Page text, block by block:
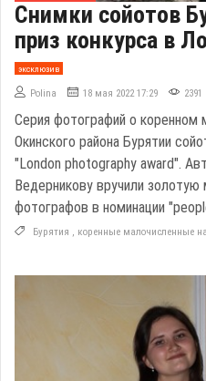
Снимки сойотов
приз конкурса в
эксклюзив
Polina 18 мая 2022 17:29 2391
Серия фотографий о коренном
Окинского района Бурятии
"London photography award".
Ведерникову вручили
фотографов в номинации
Бурятия , коренные малочисленные